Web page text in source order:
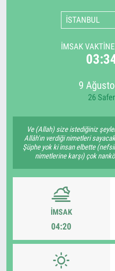
İSTANBUL
İMSAK
9
26
Ve (Allah) size istediğiniz
Allâh'ın verdiği nimetleri
Şüphe yok ki insan elbette
nimetlerine karşı) çok
İMSAK
04:20